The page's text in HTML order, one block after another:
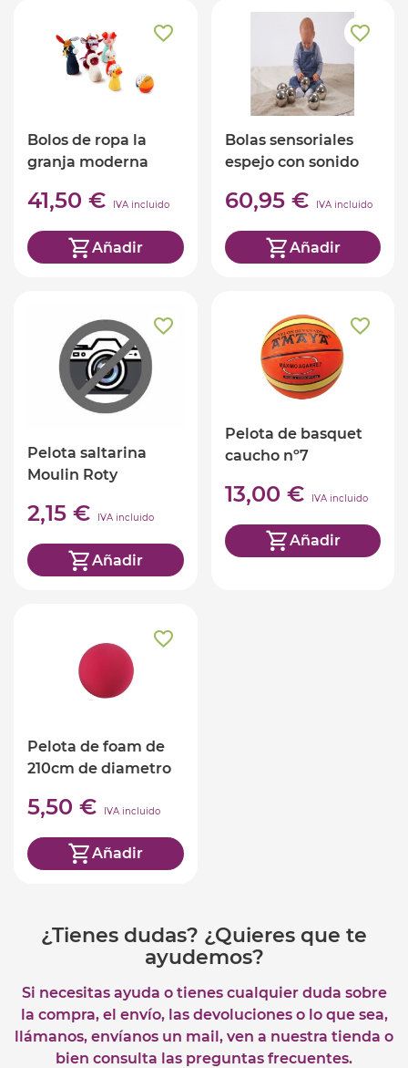
Bolos de ropa la
granja moderna
41,50 € IVA incluido
Añadir
Bolas sensoriales
espejo con sonido
60,95 € IVA incluido
Añadir
Pelota saltarina
Moulin Roty
2,15 € IVA incluido
Añadir
Pelota de basquet
caucho nº7
13,00 € IVA incluido
Añadir
Pelota de foam de
210cm de diametro
5,50 € IVA incluido
Añadir
¿Tienes dudas? ¿Quieres que te
ayudemos?
Si necesitas ayuda o tienes cualquier duda sobre
la compra, el envío, las devoluciones o lo que sea,
llámanos, envíanos un mail, ven a nuestra tienda o
bien consulta las preguntas frecuentes.